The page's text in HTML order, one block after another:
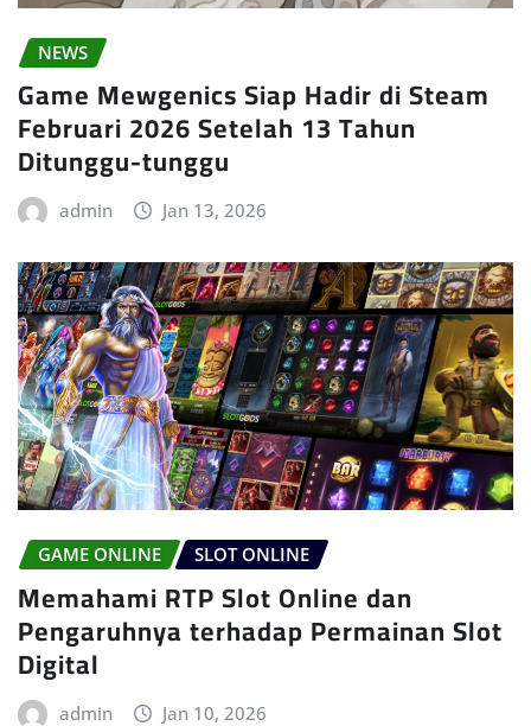
NEWS
Game Mewgenics Siap Hadir di Steam
Februari 2026 Setelah 13 Tahun
Ditunggu-tunggu
admin Jan 13, 2026
GAME ONLINE SLOT ONLINE
Memahami RTP Slot Online dan
Pengaruhnya terhadap Permainan Slot
Digital
admin Jan 10, 2026